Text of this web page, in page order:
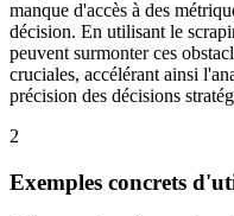
manque d'accès à des
décision. En utilisant le
peuvent surmonter ces
cruciales, accélérant ainsi
précision des décisions
2
Exemples concrets